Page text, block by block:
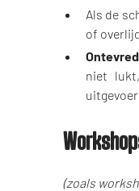
Als de
of
niet
(zoals